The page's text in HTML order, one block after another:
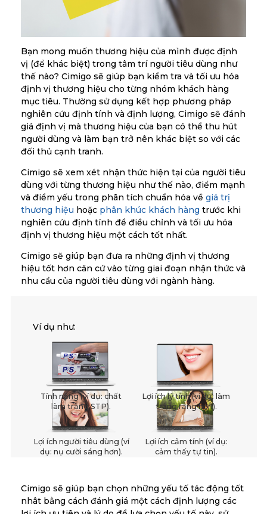
Bạn mong muốn thương hiệu của mình được định
vị (để khác biệt) trong tâm trí người tiêu dùng như
thế nào? Cimigo sẽ giúp bạn kiểm tra và tối ưu hóa
định vị thương hiệu cho từng nhóm khách hàng
mục tiêu. Thường sử dụng kết hợp phương pháp
nghiên cứu định tính và định lượng, Cimigo sẽ đánh
giá định vị mà thương hiệu của bạn có thể thu hút
người dùng và làm bạn trở nên khác biệt so với các
đối thủ cạnh tranh.
Cimigo sẽ xem xét nhận thức hiện tại của người tiêu
dùng với từng thương hiệu như thế nào, điểm mạnh
và điểm yếu trong phân tích chuẩn hóa về giá trị
thương hiệu hoặc phân khúc khách hàng trước khi
nghiên cứu định tính để điều chỉnh và tối ưu hóa
định vị thương hiệu một cách tốt nhất.
Cimigo sẽ giúp bạn đưa ra những định vị thương
hiệu tốt hơn căn cứ vào từng giai đoạn nhận thức và
nhu cầu của người tiêu dùng với ngành hàng.
Ví dụ như:
Tính năng (ví dụ: chất
làm trắng STP).
Lợi ích lý tính (ví dụ: làm
trắng răng hơn).
Lợi ích người tiêu dùng (ví
dụ: nụ cười sáng hơn).
Lợi ích cảm tính (ví dụ:
cảm thấy tự tin).
Cimigo sẽ giúp bạn chọn những yếu tố tác động tốt
nhât bằng cách đánh giá một cách định lượng các